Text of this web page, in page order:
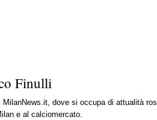
Finulli
MilanNews.it, dove si occupa di attualità
e al calciomercato.